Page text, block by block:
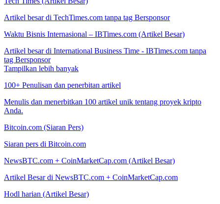
Artikel besar di TechTimes.com tanpa tag Bersponsor
Waktu Bisnis Internasional – IBTimes.com (Artikel Besar)
Artikel besar di International Business Time - IBTimes.com tanpa
tag Bersponsor
Tampilkan lebih banyak
100+ Penulisan dan penerbitan artikel
Menulis dan menerbitkan 100 artikel unik tentang proyek kripto
Anda.
Bitcoin.com (Siaran Pers)
Siaran pers di Bitcoin.com
NewsBTC.com + CoinMarketCap.com (Artikel Besar)
Artikel Besar di NewsBTC.com + CoinMarketCap.com
Hodl harian (Artikel Besar)